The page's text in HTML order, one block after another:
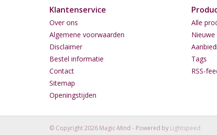
Klantenservice
Over ons
Algemene voorwaarden
Disclaimer
Bestel informatie
Contact
Sitemap
Openingstijden
Alle
Tags
RSS-
© Copyright 2026 Magic-Mind - Powered by Lightspeed